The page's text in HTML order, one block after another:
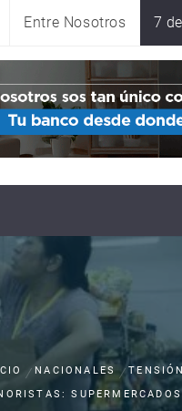
Entre Nosotros 7
NACIONALES